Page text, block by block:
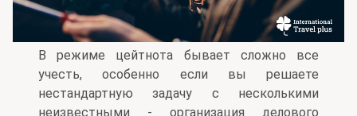
В режиме цейтнота бывает сложно все
учесть, особенно если вы решаете
нестандартную задачу с несколькими
неизвестными - организация делового